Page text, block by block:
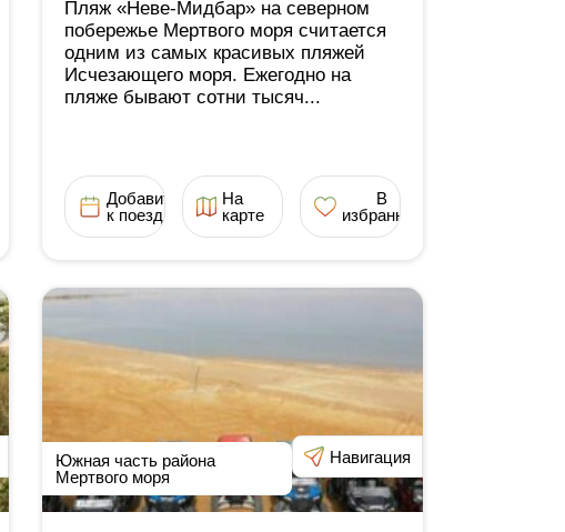
Пляж «Неве-Мидбар» на северном
побережье Мертвого моря считается
одним из самых красивых пляжей
Исчезающего моря. Ежегодно на
пляже бывают сотни тысяч...
Добавить
к поездке
На
карте
В
избранное
Южная часть района
Мертвого моря
Навигация